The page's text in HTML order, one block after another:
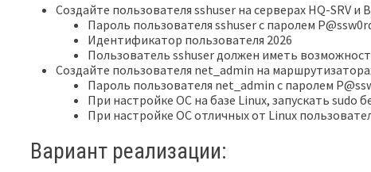
Создайте пользователя sshuser на серверах HQ-SRV и
Пароль пользователя sshuser с паролем
Идентификатор пользователя 2026
Пользователь sshuser должен иметь
Создайте пользователя net_admin на
Пароль пользователя net_admin с паролем
При настройке ОС на базе Linux, запускать sudo
При настройке ОС отличных от Linux
Вариант реализации: